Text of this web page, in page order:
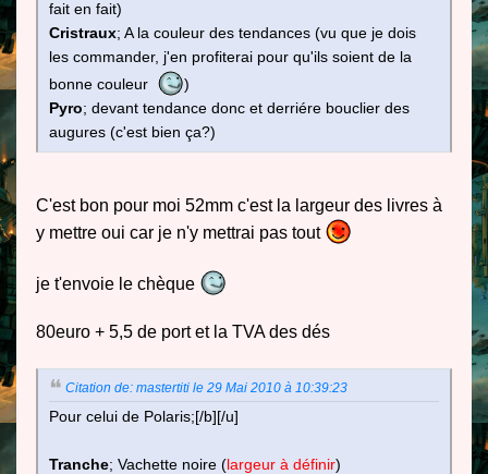
fait en fait)
Cristraux; A la couleur des tendances (vu que je dois
les commander, j'en profiterai pour qu'ils soient de la
bonne couleur
)
Pyro; devant tendance donc et derriére bouclier des
augures (c'est bien ça?)
C'est bon pour moi 52mm c'est la largeur des livres à
y mettre oui car je n'y mettrai pas tout
je t'envoie le chèque
80euro + 5,5 de port et la TVA des dés
Citation de: mastertiti le 29 Mai 2010 à 10:39:23
Pour celui de Polaris;[/b][/u]
Tranche; Vachette noire ( largeur à définir)